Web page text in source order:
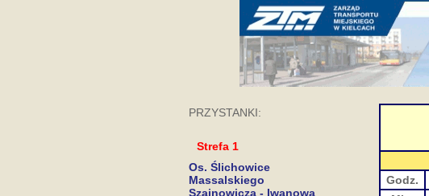
PRZYSTANKI:
Strefa 1
Os. Ślichowice
Massalskiego
Szajnowicza - Iwanowa
Godz.